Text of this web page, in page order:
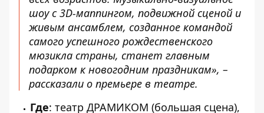
шоу с 3D-маппингом, подвижной сценой и
живым ансамблем, созданное командой
самого успешного рождественского
мюзикла страны, станет главным
подарком к новогодним праздникам», –
рассказали о премьере в театре.
Где: театр ДРАМИКОМ (большая сцена),